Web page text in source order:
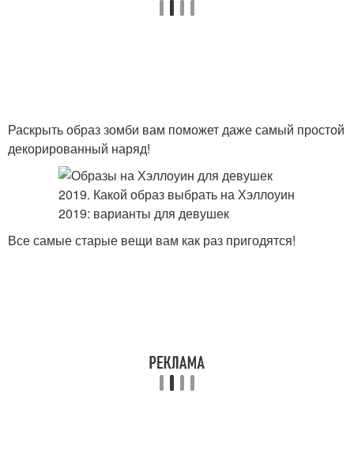
Раскрыть образ зомби вам поможет даже самый простой
декорированный наряд!
Все самые старые вещи вам как раз пригодятся!